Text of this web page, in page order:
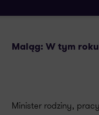
Maląg: W tym
Minister rodziny,